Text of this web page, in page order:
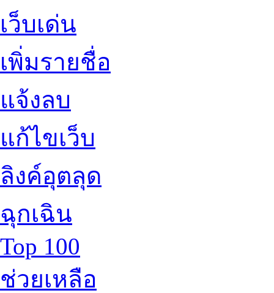
เว็บเด่น
เพิ่มรายชื่อ
แจ้งลบ
แก้ไขเว็บ
ลิงค์อุตลุด
ฉุกเฉิน
Top 100
ช่วยเหลือ